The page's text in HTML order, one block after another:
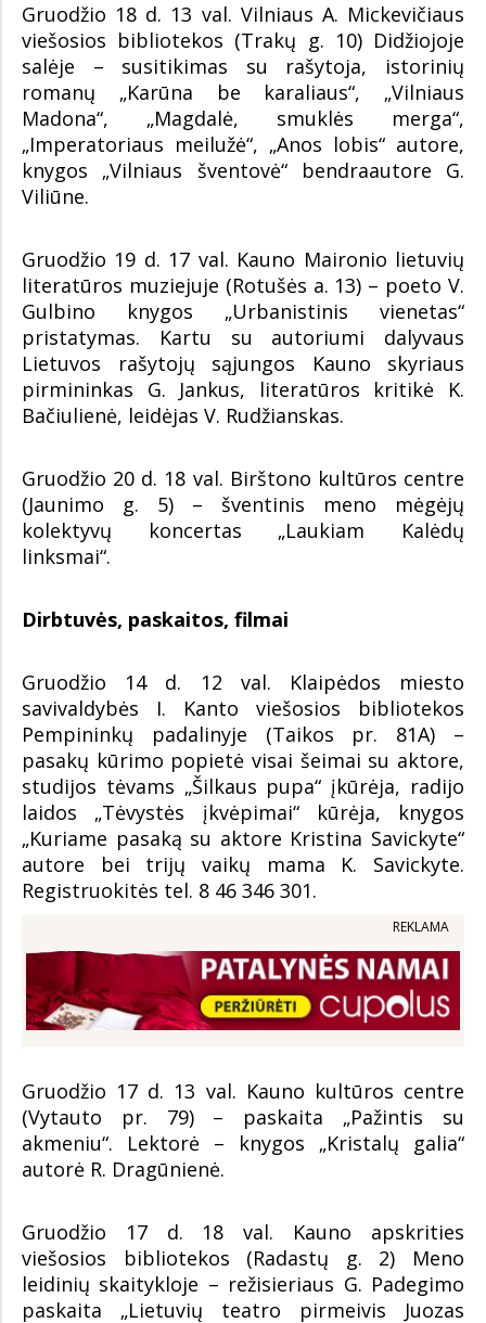
Gruodžio 18 d. 13 val. Vilniaus A. Mickevičiaus
viešosios bibliotekos (Trakų g. 10) Didžiojoje
salėje – susitikimas su rašytoja, istorinių
romanų „Karūna be karaliaus“, „Vilniaus
Madona“, „Magdalė, smuklės merga“,
„Imperatoriaus meilužė“, „Anos lobis“ autore,
knygos „Vilniaus šventovė“ bendraautore G.
Viliūne.
Gruodžio 19 d. 17 val. Kauno Maironio lietuvių
literatūros muziejuje (Rotušės a. 13) – poeto V.
Gulbino knygos „Urbanistinis vienetas“
pristatymas. Kartu su autoriumi dalyvaus
Lietuvos rašytojų sąjungos Kauno skyriaus
pirmininkas G. Jankus, literatūros kritikė K.
Bačiulienė, leidėjas V. Rudžianskas.
Gruodžio 20 d. 18 val. Birštono kultūros centre
(Jaunimo g. 5) – šventinis meno mėgėjų
kolektyvų koncertas „Laukiam Kalėdų
linksmai“.
Dirbtuvės, paskaitos, filmai
Gruodžio 14 d. 12 val. Klaipėdos miesto
savivaldybės I. Kanto viešosios bibliotekos
Pempininkų padalinyje (Taikos pr. 81A) –
pasakų kūrimo popietė visai šeimai su aktore,
studijos tėvams „Šilkaus pupa“ įkūrėja, radijo
laidos „Tėvystės įkvėpimai“ kūrėja, knygos
„Kuriame pasaką su aktore Kristina Savickyte“
autore bei trijų vaikų mama K. Savickyte.
Registruokitės tel. 8 46 346 301.
REKLAMA
Gruodžio 17 d. 13 val. Kauno kultūros centre
(Vytauto pr. 79) – paskaita „Pažintis su
akmeniu“. Lektorė – knygos „Kristalų galia“
autorė R. Dragūnienė.
Gruodžio 17 d. 18 val. Kauno apskrities
viešosios bibliotekos (Radastų g. 2) Meno
leidinių skaitykloje – režisieriaus G. Padegimo
paskaita „Lietuvių teatro pirmeivis Juozas